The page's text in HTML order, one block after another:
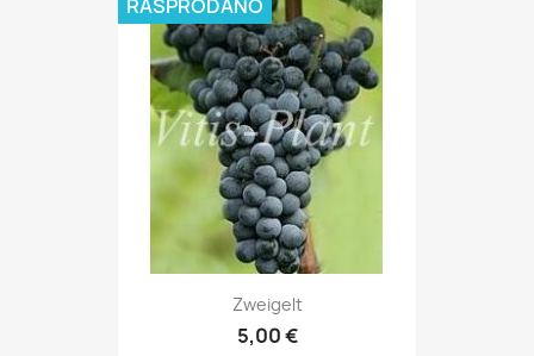
Zweigelt
5,00 €
RASPRODANO